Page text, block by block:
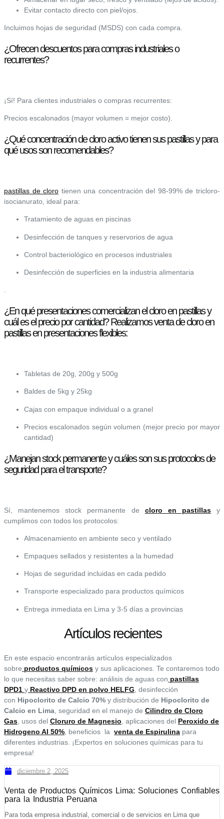
Evitar contacto directo con piel/ojos.
Incluimos hojas de seguridad (MSDS) con cada compra.
¿Ofrecen descuentos para compras industriales o
recurrentes?
¡Sí! Para clientes industriales o compras recurrentes:
Precios escalonados (mayor volumen = mejor costo).
¿Qué concentración de cloro activo tienen sus pastillas y para
qué usos son recomendables?
pastillas de cloro tienen una concentración del 98-99% de tricloro-
isocianurato, ideal para:
Tratamiento de aguas en piscinas
Desinfección de tanques y reservorios de agua
Control bacteriológico en procesos industriales
Desinfección de superficies en la industria alimentaria
¿En qué presentaciones comercializan el cloro en pastillas y
cuál es el precio por cantidad? Realizamos venta de cloro en
pastillas en presentaciones flexibles:
Tabletas de 20g, 200g y 500g
Baldes de 5kg y 25kg
Cajas con empaque individual o a granel
Precios escalonados según volumen (mejor precio por mayor
cantidad)
¿Manejan stock permanente y cuáles son sus protocolos de
seguridad para el transporte?
Sí, mantenemos stock permanente de cloro en pastillasy
cumplimos con todos los protocolos:
Almacenamiento en ambiente seco y ventilado
Empaques sellados y resistentes a la humedad
Hojas de seguridad incluidas en cada pedido
Transporte especializado para productos químicos
Entrega inmediata en Lima y 3-5 días a provincias
Artículos recientes
En este espacio encontrarás artículos especializados
sobre productos químicos y sus aplicaciones. Te contaremos todo
lo que necesitas saber sobre: análisis de aguas con pastillas
DPD1 y Reactivo DPD en polvo HELFG , desinfección
con Hipoclorito de Calcio 70% y distribución de Hipoclorito de
Calcio en Lima , seguridad en el manejo de Cilindro de Cloro
Gas , usos del Cloruro de Magnesio , aplicaciones del Peroxido de
Hidrogeno Al 50% , beneficios la venta de Espirulina para
diferentes industrias. ¡Expertos en soluciones químicas para tu
empresa!
diciembre 2, 2025
Venta de Productos Químicos Lima: Soluciones Confiables
para la Industria Peruana
Para toda empresa industrial, comercial o de servicios en Lima que